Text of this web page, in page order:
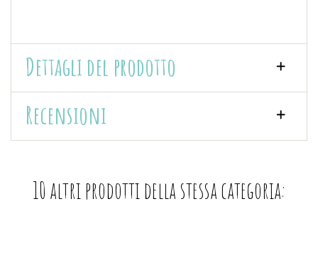
Dettagli del prodotto
Recensioni
10 altri prodotti della stessa categoria: